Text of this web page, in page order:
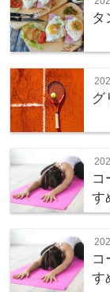
タ
グ
コ
す
コ
す